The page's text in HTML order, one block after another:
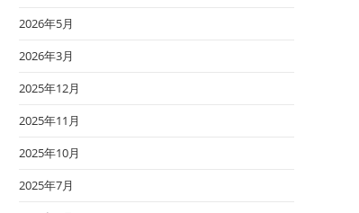
2026年5月
2026年3月
2025年12月
2025年11月
2025年10月
2025年7月